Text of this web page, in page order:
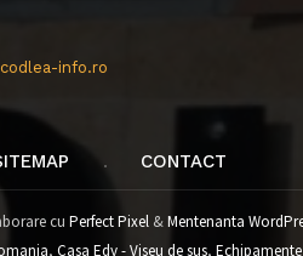
info.ro
CONTACT
cu Perfect Pixel&Mentenanta
, Casa Edy - Viseu de sus,